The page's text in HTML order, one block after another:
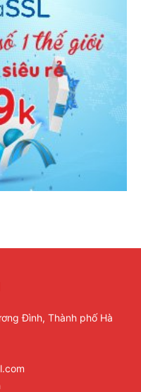
Đình, Thành phố Hà